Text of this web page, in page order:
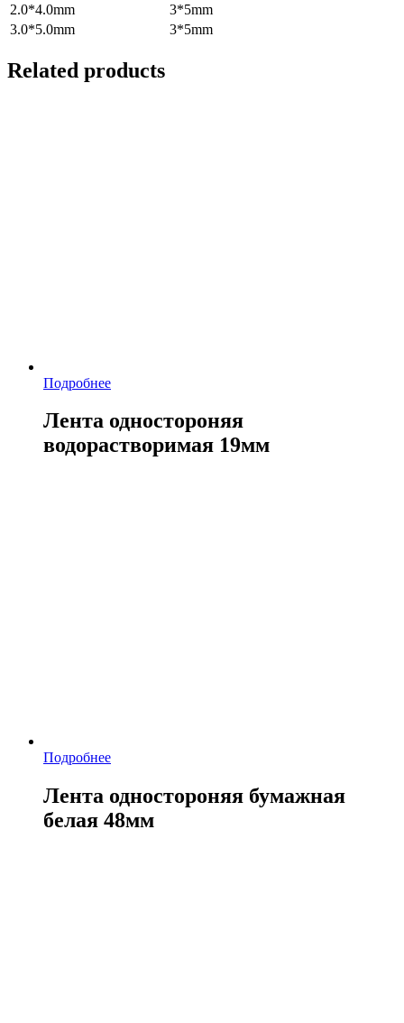
2.0*4.0mm
3*5mm
3.0*5.0mm
3*5mm
Related products
Подробнее
Лента одностороняя
водорастворимая 19мм
Подробнее
Лента одностороняя бумажная
белая 48мм